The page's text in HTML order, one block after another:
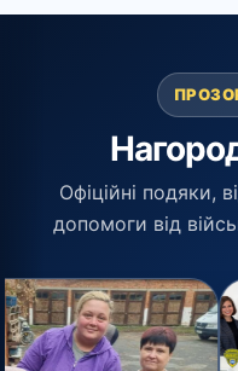
Офіційні подяки,
допомоги від